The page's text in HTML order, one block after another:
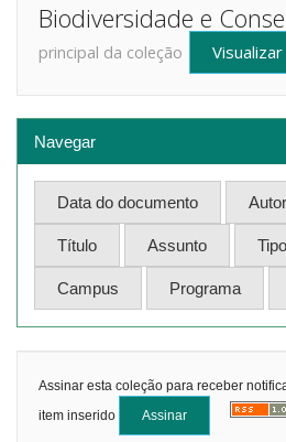
Biodiversidade e
principal da coleção
Navegar
Assinar esta coleção para receber
item inserido